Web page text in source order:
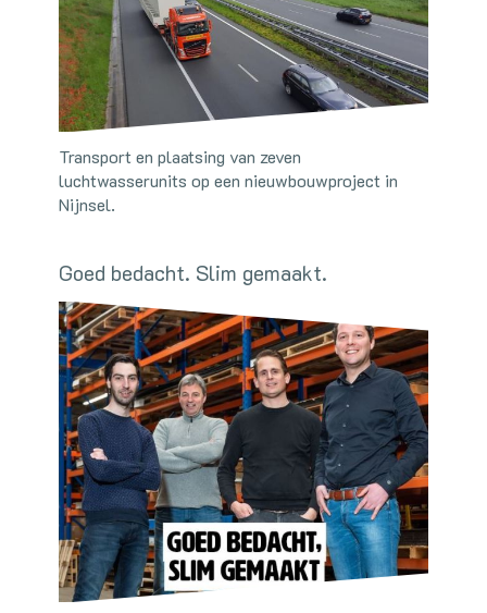
Transport en plaatsing van zeven
luchtwasserunits op een nieuwbouwproject in
Nijnsel.
Goed bedacht. Slim gemaakt.